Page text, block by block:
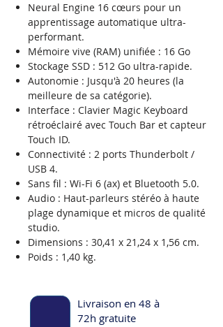
Neural Engine 16 cœurs pour un
apprentissage automatique ultra-
performant.
Mémoire vive (RAM) unifiée : 16 Go
Stockage SSD : 512 Go ultra-rapide.
Autonomie : Jusqu'à 20 heures (la
meilleure de sa catégorie).
Interface : Clavier Magic Keyboard
rétroéclairé avec Touch Bar et capteur
Touch ID.
Connectivité : 2 ports Thunderbolt /
USB 4.
Sans fil : Wi-Fi 6 (ax) et Bluetooth 5.0.
Audio : Haut-parleurs stéréo à haute
plage dynamique et micros de qualité
studio.
Dimensions : 30,41 x 21,24 x 1,56 cm.
Poids : 1,40 kg.
Livraison en 48 à
72h gratuite